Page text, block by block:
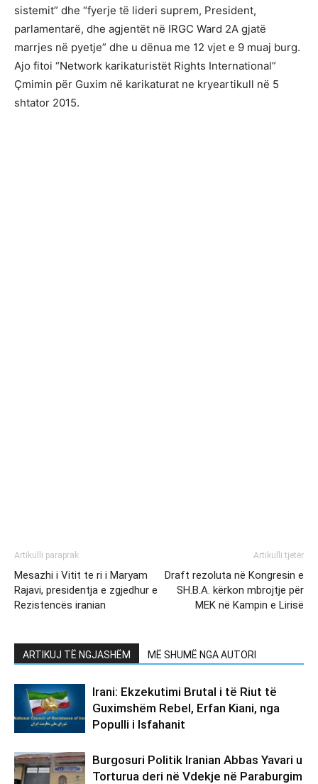
sistemit” dhe “fyerje të lideri suprem, President,
parlamentarë, dhe agjentët në IRGC Ward 2A gjatë
marrjes në pyetje” dhe u dënua me 12 vjet e 9 muaj burg.
Ajo fitoi “Network karikaturistët Rights International”
Çmimin për Guxim në karikaturat ne kryeartikull në 5
shtator 2015.
Artikulli paraprak
Mesazhi i Vitit te ri i Maryam
Rajavi, presidentja e zgjedhur e
Rezistencës iranian
Artikulli tjetër
Draft rezoluta në Kongresin e
SH.B.A. kërkon mbrojtje për
MEK në Kampin e Lirisë
ARTIKUJ TË NGJASHËM MË SHUMË NGA AUTORI
Irani: Ekzekutimi Brutal i të Riut të
Guximshëm Rebel, Erfan Kiani, nga
Populli i Isfahanit
Burgosuri Politik Iranian Abbas Yavari u
Torturua deri në Vdekje në Paraburgim